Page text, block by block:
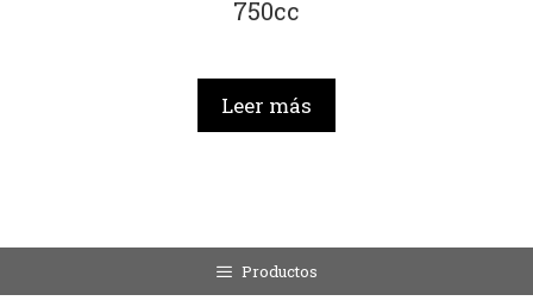
750cc
Leer más
Productos